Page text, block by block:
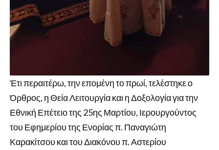
Έτι περαιτέρω, την επομένη το πρωί, τελέστηκε ο
Όρθρος, η Θεία Λειτουργία και η Δοξολογία για την
Εθνική Επέτειο της 25ης Μαρτίου, Ιερουργούντος
του Εφημερίου της Ενορίας π. Παναγιώτη
Καρακίτσου και του Διακόνου π. Αστερίου